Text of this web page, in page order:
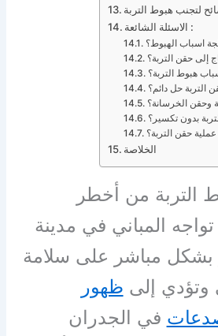
لتجنب هبوط التربة
الاسئلة الشائعة :
اسباب الهبوط؟
إلى حقن التربة؟
هبوط التربة؟
التربة حل دائم؟
وحقن الخرسانة؟
بدون تكسير؟
حقن التربة؟
الخلاصة
التربة من أخطر
المباني في مدينة
بشكل مباشر على سلامة
وتؤدي إلى ظهور
في الجدران